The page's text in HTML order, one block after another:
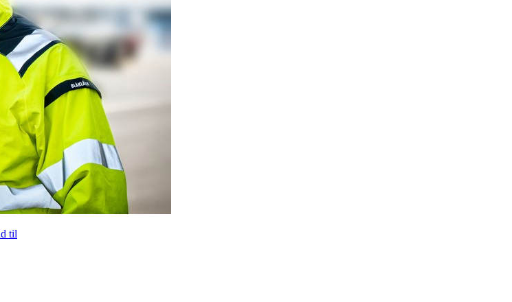
til